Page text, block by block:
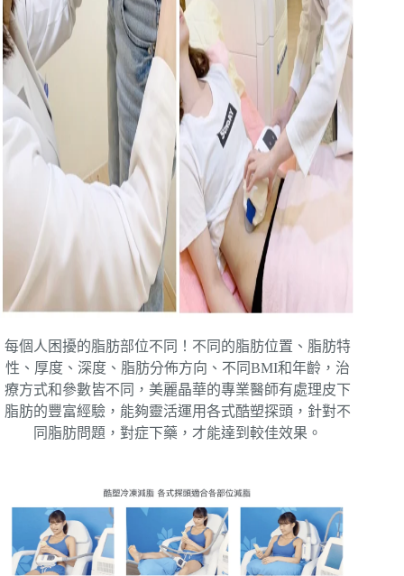
每個人困擾的脂肪部位不同！不同的脂肪位置、脂肪特
性、厚度、深度、脂肪分佈方向、不同BMI和年齡，治
療方式和參數皆不同，美麗晶華的專業醫師有處理皮下
脂肪的豐富經驗，能夠靈活運用各式酷塑探頭，針對不
同脂肪問題，對症下藥，才能達到較佳效果。